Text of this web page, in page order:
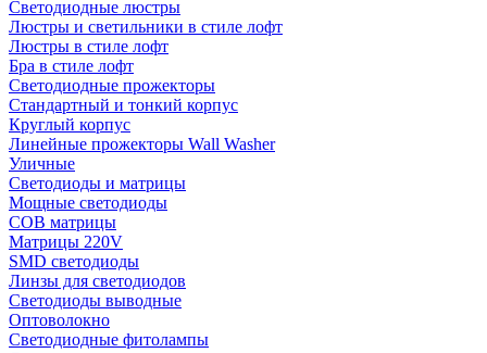
Светодиодные люстры
Люстры и светильники в стиле лофт
Люстры в стиле лофт
Бра в стиле лофт
Светодиодные прожекторы
Стандартный и тонкий корпус
Круглый корпус
Линейные прожекторы Wall Washer
Уличные
Светодиоды и матрицы
Мощные светодиоды
COB матрицы
Матрицы 220V
SMD светодиоды
Линзы для светодиодов
Светодиоды выводные
Оптоволокно
Светодиодные фитолампы